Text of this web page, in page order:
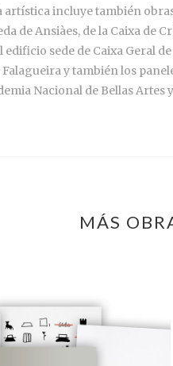
artística incluye también
de Ansiàes, de la Caixa de
edificio sede de Caixa Geral
y también los
Nacional de Bellas
MÁS